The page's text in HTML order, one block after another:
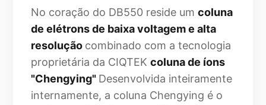
No coração do DB550 reside umcoluna
de elétrons de baixa voltagem e alta
resolução combinado com a tecnologia
proprietária da CIQTEKcoluna de íons
"Chengying" Desenvolvida inteiramente
internamente, a coluna Chengying é o